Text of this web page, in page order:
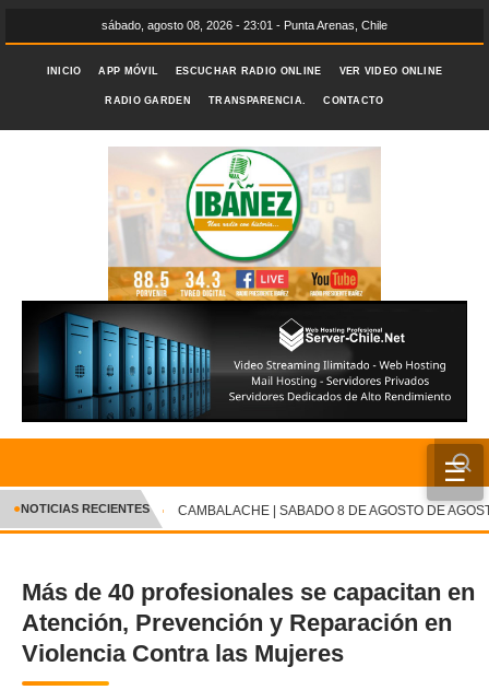
sábado, agosto 08, 2026 - 23:01 - Punta Arenas, Chile
INICIO APP MÓVIL ESCUCHAR RADIO ONLINE VER VIDEO ONLINE
RADIO GARDEN TRANSPARENCIA. CONTACTO
☰
INICIO
CRÓNICA
DEPORTES
ENTRETENIMIENTO Y CULTURA
✕
●NOTICIAS RECIENTES CAMBALACHE | SABADO 8 DE AGOSTO DE
Más de 40 profesionales se capacitan en
Atención, Prevención y Reparación en
Violencia Contra las Mujeres